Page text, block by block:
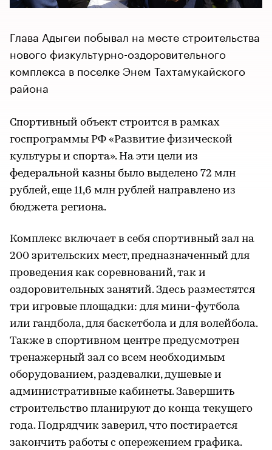
Глава Адыгеи побывал на месте строительства
нового физкультурно-оздоровительного
комплекса в поселке Энем Тахтамукайского
района
Спортивный объект строится в рамках
госпрограммы РФ «Развитие физической
культуры и спорта». На эти цели из
федеральной казны было выделено 72 млн
рублей, еще 11,6 млн рублей направлено из
бюджета региона.
Комплекс включает в себя спортивный зал на
200 зрительских мест, предназначенный для
проведения как соревнований, так и
оздоровительных занятий. Здесь разместятся
три игровые площадки: для мини-футбола
или гандбола, для баскетбола и для волейбола.
Также в спортивном центре предусмотрен
тренажерный зал со всем необходимым
оборудованием, раздевалки, душевые и
административные кабинеты. Завершить
строительство планируют до конца текущего
года. Подрядчик заверил, что постирается
закончить работы с опережением графика.